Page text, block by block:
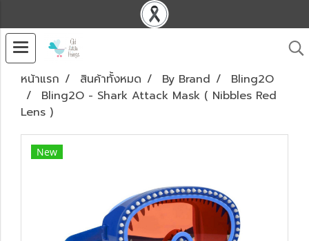
หน้าแรก สินค้าทั้งหมด By Brand
Bling2O
Bling2O - Shark Attack Mask ( Nibbles Red
Lens )
New